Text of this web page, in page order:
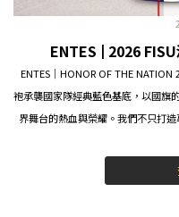
ENTES｜HONOR OF THE NATION 2026 FISU 世界大學五人制足球錦標賽 國家隊戰
袍承襲國家隊經典藍色基底，以國旗
界舞台的熱血與榮耀。我們不只打